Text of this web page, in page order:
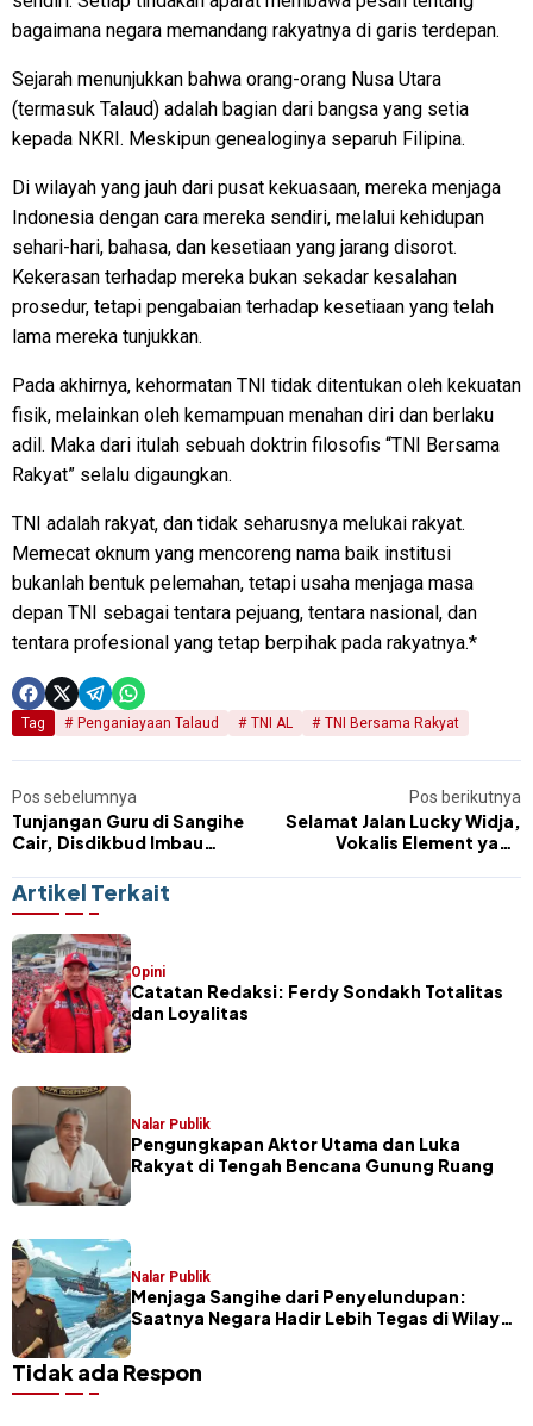
bagaimana negara memandang rakyatnya di garis terdepan.
Sejarah menunjukkan bahwa orang-orang Nusa Utara
(termasuk Talaud) adalah bagian dari bangsa yang setia
kepada NKRI. Meskipun genealoginya separuh Filipina.
Di wilayah yang jauh dari pusat kekuasaan, mereka menjaga
Indonesia dengan cara mereka sendiri, melalui kehidupan
sehari-hari, bahasa, dan kesetiaan yang jarang disorot.
Kekerasan terhadap mereka bukan sekadar kesalahan
prosedur, tetapi pengabaian terhadap kesetiaan yang telah
lama mereka tunjukkan.
Pada akhirnya, kehormatan TNI tidak ditentukan oleh kekuatan
fisik, melainkan oleh kemampuan menahan diri dan berlaku
adil. Maka dari itulah sebuah doktrin filosofis “TNI Bersama
Rakyat” selalu digaungkan.
TNI adalah rakyat, dan tidak seharusnya melukai rakyat.
Memecat oknum yang mencoreng nama baik institusi
bukanlah bentuk pelemahan, tetapi usaha menjaga masa
depan TNI sebagai tentara pejuang, tentara nasional, dan
tentara profesional yang tetap berpihak pada rakyatnya.*
Tag Penganiayaan Talaud TNI AL TNI Bersama Rakyat
Pos sebelumnya
Tunjangan Guru di Sangihe
Cair, Disdikbud Imbau
Bijak
Pos berikutnya
Selamat Jalan Lucky Widja,
Vokalis Element yang
2000-an
Artikel Terkait
Opini
Catatan Redaksi: Ferdy Sondakh Totalitas
dan Loyalitas
Nalar Publik
Pengungkapan Aktor Utama dan Luka
Rakyat di Tengah Bencana Gunung Ruang
Nalar Publik
Menjaga Sangihe dari Penyelundupan:
Saatnya Negara Hadir Lebih Tegas di Wilayah
Tidak ada Respon